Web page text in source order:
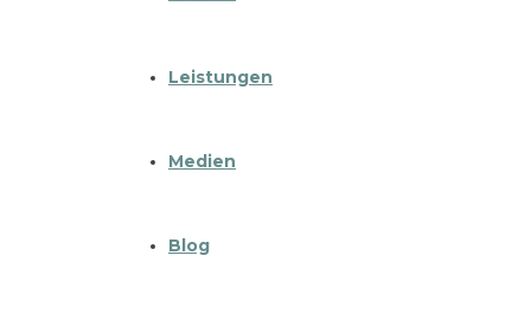
Leistungen
Medien
Blog